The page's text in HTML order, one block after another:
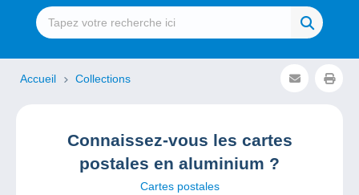
Accueil Collections
Connaissez-vous les cartes
postales en aluminium ?
Cartes postales